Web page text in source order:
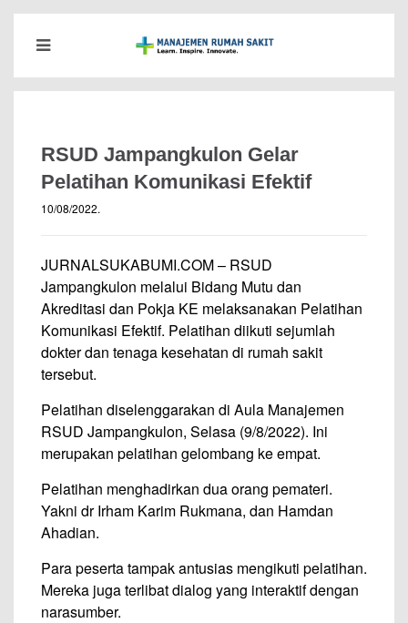
RSUD Jampangkulon Gelar
Pelatihan Komunikasi Efektif
10/08/2022.
JURNALSUKABUMI.COM – RSUD
Jampangkulon melalui Bidang Mutu dan
Akreditasi dan Pokja KE melaksanakan Pelatihan
Komunikasi Efektif. Pelatihan diikuti sejumlah
dokter dan tenaga kesehatan di rumah sakit
tersebut.
Pelatihan diselenggarakan di Aula Manajemen
RSUD Jampangkulon, Selasa (9/8/2022). Ini
merupakan pelatihan gelombang ke empat.
Pelatihan menghadirkan dua orang pemateri.
Yakni dr Irham Karim Rukmana, dan Hamdan
Ahadian.
Para peserta tampak antusias mengikuti pelatihan.
Mereka juga terlibat dialog yang interaktif dengan
narasumber.